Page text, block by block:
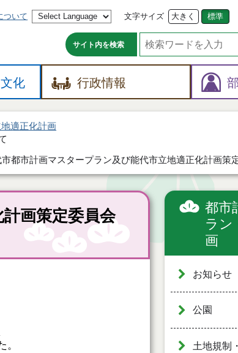
ついて 文字サイズ 大きく 標準
サイト内を検索
文化 行政情報
適正化計画
都市計画マスタープラン及び能代市立地適正化計画策
画策定委員会
都市
ラン
画
お知らせ
公園
土地規制